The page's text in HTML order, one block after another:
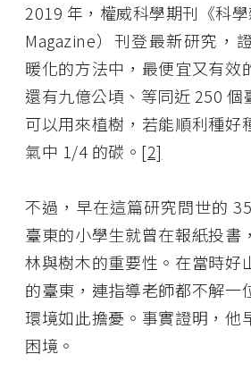
2019 年，權威科學期刊《科
Magazine）刊登最新研究，
暖化的方法中，最便宜又有效
還有九億公頃、等同近 250 個
可以用來植樹，若能順利種好
氣中 1/4 的碳。 [2]
不過，早在這篇研究問世的
臺東的小學生就曾在報紙投書
林與樹木的重要性。在當時好
的臺東，連指導老師都不解一
環境如此擔憂。事實證明，他
困境。